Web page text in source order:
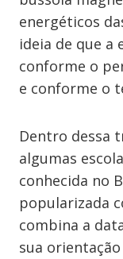
energéticos
ideia de que a
conforme o
e conforme o
Dentro dessa
algumas
conhecida no
popularizada
combina a
sua